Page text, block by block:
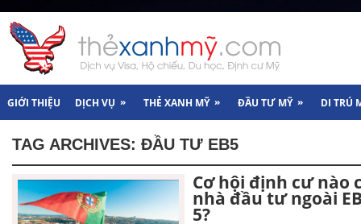
GIỚI THIỆU DỊCH VỤ » THẺ XANH MỸ » ĐẦU TƯ MỸ » DI TRÚ
TAG ARCHIVES: ĐẦU TƯ EB5
Cơ hội định cư nào
nhà đầu tư ngoài
5?